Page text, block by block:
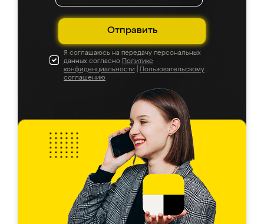
Отправить
Я соглашаюсь на передачу персональных
данных согласно Политике
конфиденциальности
Пользовательскому
соглашению